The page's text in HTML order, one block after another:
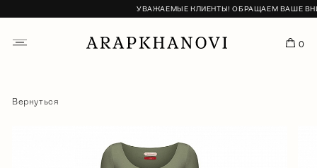
УВАЖАЕМЫЕ КЛИЕНТЫ! ОБРАЩАЕМ ВАШЕ
0
Вернуться